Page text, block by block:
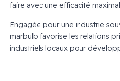
faire avec une efficacité
Engagée pour une industrie
marbulb favorise les relations
industriels locaux pour